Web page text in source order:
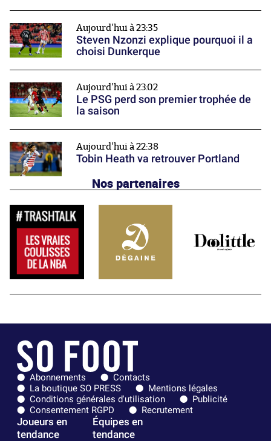
Aujourd'hui à 23:35
Steven Nzonzi explique pourquoi il a
choisi Dunkerque
Aujourd'hui à 23:02
Le PSG perd son premier trophée de
la saison
Aujourd'hui à 22:38
Tobin Heath va retrouver Portland
Nos partenaires
Abonnements
Contacts
La boutique SO PRESS
Mentions légales
Conditions générales d'utilisation
Publicité
Consentement RGPD
Recrutement
Joueurs en
tendance
Équipes en
tendance